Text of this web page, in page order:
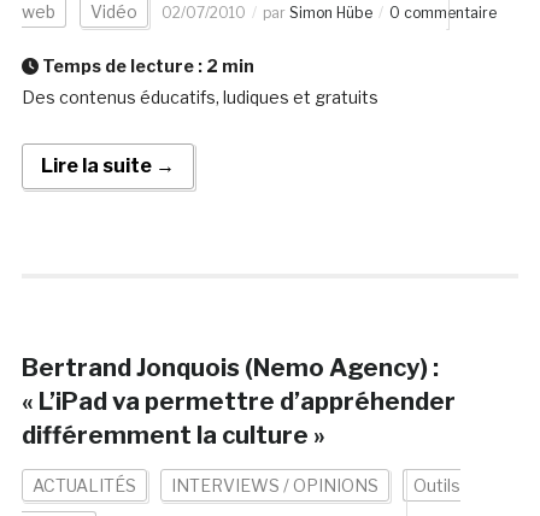
web Vidéo 02/07/2010 par Simon Hübe 0 commentaire
Temps de lecture : 2 min
Des contenus éducatifs, ludiques et gratuits
Lire la suite →
Bertrand Jonquois (Nemo Agency) :
« L’iPad va permettre d’appréhender
différemment la culture »
ACTUALITÉS INTERVIEWS / OPINIONS Outils